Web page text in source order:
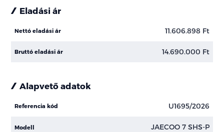
Eladási ár
Nettó eladási ár 11.606.898 Ft
Bruttó eladási ár 14.690.000 Ft
Alapvető adatok
Referencia kód U1695/2026
Modell JAECOO 7 SHS-P